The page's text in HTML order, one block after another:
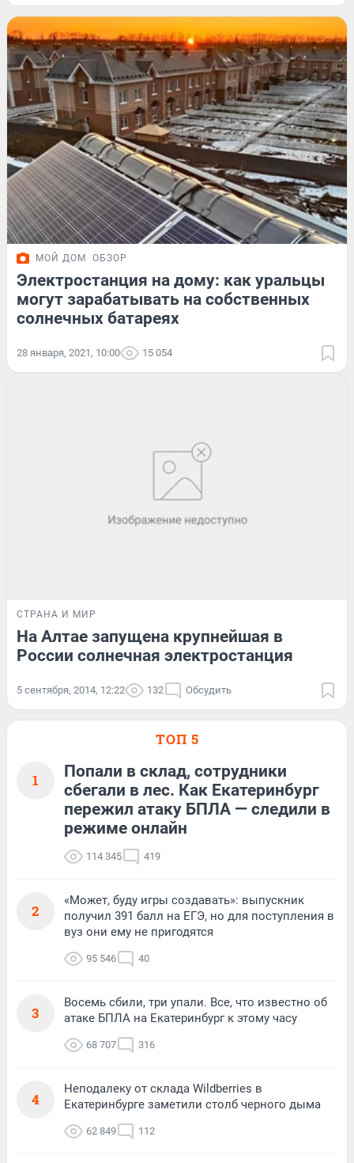
МОЙ ДОМ ОБЗОР
Электростанция на дому: как уральцы
могут зарабатывать на собственных
солнечных батареях
28 января, 2021, 10:00 15 054
СТРАНА И МИР
На Алтае запущена крупнейшая в
России солнечная электростанция
5 сентября, 2014, 12:22 132 Обсудить
ТОП 5
1
Попали в склад, сотрудники
сбегали в лес. Как Екатеринбург
пережил атаку БПЛА — следили в
режиме онлайн
114 345 419
2
«Может, буду игры создавать»: выпускник
получил 391 балл на ЕГЭ, но для поступления в
вуз они ему не пригодятся
95 546 40
3
Восемь сбили, три упали. Все, что известно об
атаке БПЛА на Екатеринбург к этому часу
68 707 316
4
Неподалеку от склада Wildberries в
Екатеринбурге заметили столб черного дыма
62 849 112